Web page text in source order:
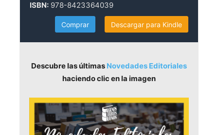
ISBN: 978-8423364039
Comprar Descargar para Kindle
Descubre las últimas Novedades Editoriales
haciendo clic en la imagen